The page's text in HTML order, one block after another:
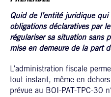
Quid de l’entité juridique qui
obligations déclaratives par
régulariser sa situation sans
mise en demeure de la part
L’administration fiscale
tout instant, même en
prévue au BOI-PAT-TPC-30